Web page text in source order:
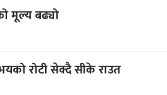
मूल्य बढ्यो
रोटी सेक्दै सीके राउत